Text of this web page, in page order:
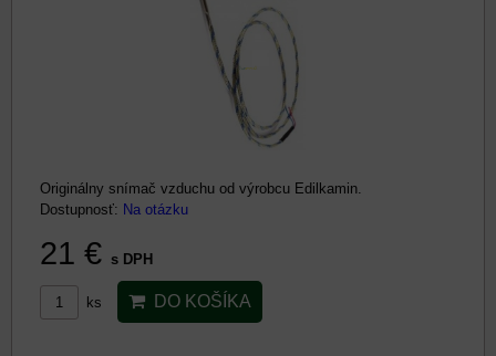
Originálny snímač vzduchu od výrobcu Edilkamin.
Dostupnosť: Na otázku
21 € s DPH
ks DO KOŠÍKA